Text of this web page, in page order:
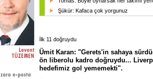
Şükür: Kafaca çok yorgunuz
İlk 11 doğruydu
Ümit Karan: "Gerets'in sahaya
ön liberolu kadro doğruydu...
hedefimiz gol yememekti".